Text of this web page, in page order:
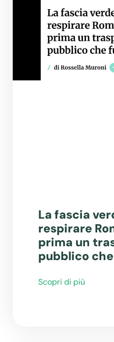
La fascia
respirare
prima un
pubblico
Scopri di più